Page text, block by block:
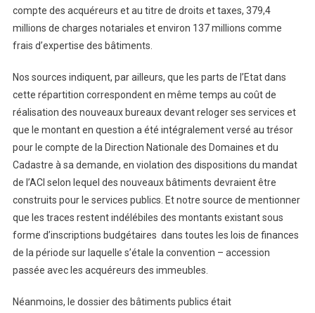
compte des acquéreurs et au titre de droits et taxes, 379,4
millions de charges notariales et environ 137 millions comme
frais d’expertise des bâtiments.
Nos sources indiquent, par ailleurs, que les parts de l’Etat dans
cette répartition correspondent en même temps au coût de
réalisation des nouveaux bureaux devant reloger ses services et
que le montant en question a été intégralement versé au trésor
pour le compte de la Direction Nationale des Domaines et du
Cadastre à sa demande, en violation des dispositions du mandat
de l’ACI selon lequel des nouveaux bâtiments devraient être
construits pour le services publics. Et notre source de mentionner
que les traces restent indélébiles des montants existant sous
forme d’inscriptions budgétaires dans toutes les lois de finances
de la période sur laquelle s’étale la convention – accession
passée avec les acquéreurs des immeubles.
Néanmoins, le dossier des bâtiments publics était